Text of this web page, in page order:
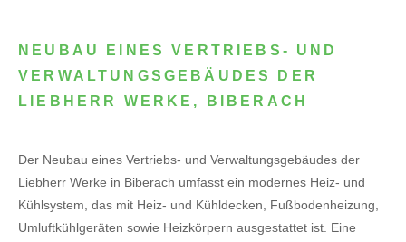
NEUBAU EINES VERTRIEBS- UND
VERWALTUNGSGEBÄUDES DER
LIEBHERR WERKE, BIBERACH
Der Neubau eines Vertriebs- und Verwaltungsgebäudes der
Liebherr Werke in Biberach umfasst ein modernes Heiz- und
Kühlsystem, das mit Heiz- und Kühldecken, Fußbodenheizung,
Umluftkühlgeräten sowie Heizkörpern ausgestattet ist. Eine